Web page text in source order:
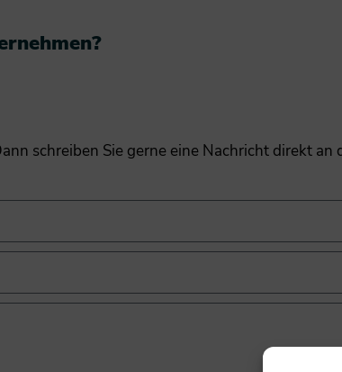
schreiben Sie gerne eine Nachricht direkt an